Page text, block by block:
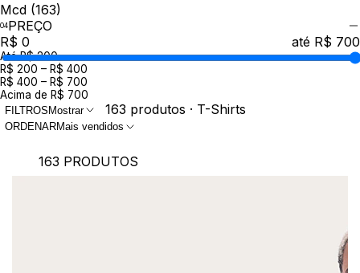
Mcd (163)
PREÇO
R$ 0
até R$ 700
Até R$ 200
R$ 200 – R$ 400
R$ 400 – R$ 700
Acima de R$ 700
FILTROS Mostrar 163 produtos · T-Shirts
ORDENARMais vendidos
163 PRODUTOS